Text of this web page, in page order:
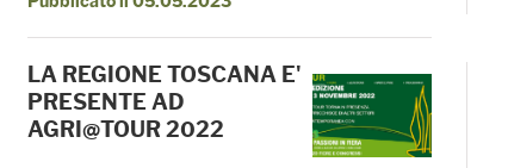
LA REGIONE TOSCANA E'
PRESENTE AD
AGRI@TOUR 2022